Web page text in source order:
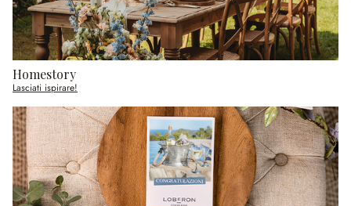
Homestory
Lasciati ispirare!